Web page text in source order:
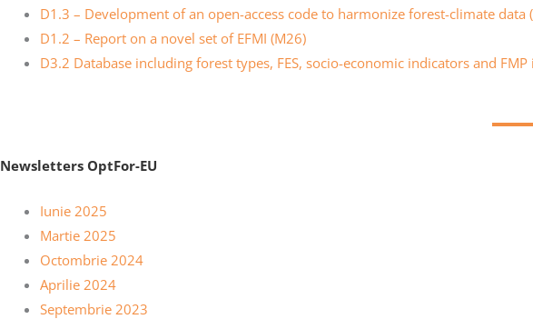
D1.3 – Development of an open-access code to harmonize forest-climate data
D1.2 – Report on a novel set of EFMI (M26)
D3.2 Database including forest types, FES, socio-economic indicators and FMP
Newsletters OptFor-EU
Iunie 2025
Martie 2025
Octombrie 2024
Aprilie 2024
Septembrie 2023